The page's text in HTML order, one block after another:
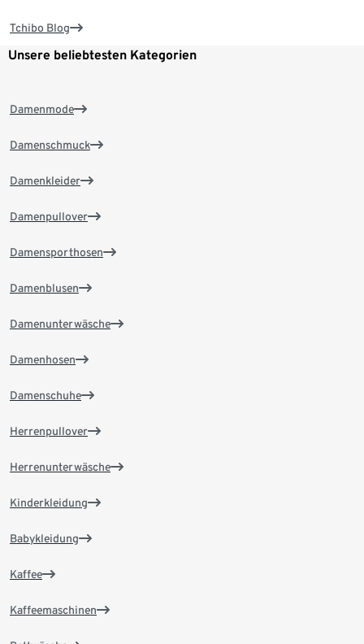
Tchibo Blog
Unsere beliebtesten Kategorien
Damenmode
Damenschmuck
Damenkleider
Damenpullover
Damensporthosen
Damenblusen
Damenunterwäsche
Damenhosen
Damenschuhe
Herrenpullover
Herrenunterwäsche
Kinderkleidung
Babykleidung
Kaffee
Kaffeemaschinen